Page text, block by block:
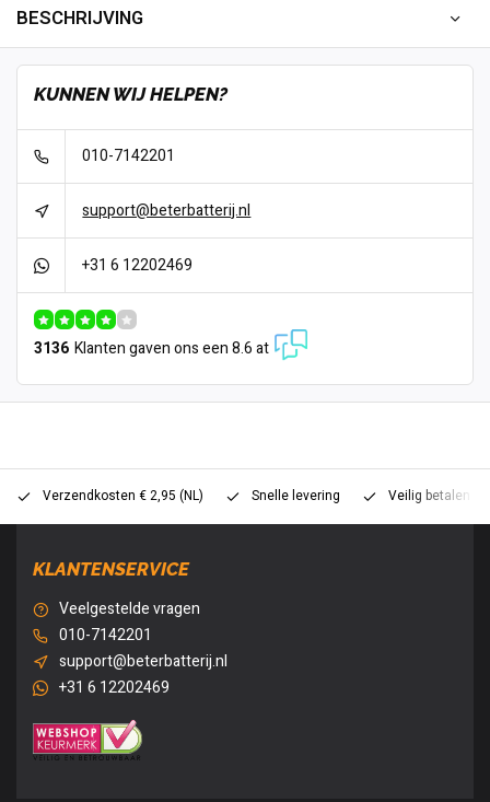
BESCHRIJVING
KUNNEN WIJ HELPEN?
010-7142201
support@beterbatterij.nl
+31 6 12202469
3136 Klanten gaven ons een 8.6 at
Verzendkosten € 2,95 (NL) Snelle levering Veilig betalen
KLANTENSERVICE
Veelgestelde vragen
010-7142201
support@beterbatterij.nl
+31 6 12202469